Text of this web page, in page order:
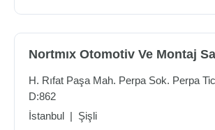
Nortmıx Otomotiv Ve Montaj
H. Rıfat Paşa Mah. Perpa Sok. Perpa
D:862
İstanbul | Şişli